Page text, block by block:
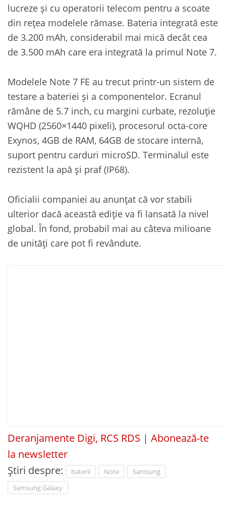
lucreze și cu operatorii telecom pentru a scoate
din rețea modelele rămase. Bateria integrată este
de 3.200 mAh, considerabil mai mică decât cea
de 3.500 mAh care era integrată la primul Note 7.
Modelele Note 7 FE au trecut printr-un sistem de
testare a bateriei și a componentelor. Ecranul
rămâne de 5.7 inch, cu margini curbate, rezoluție
WQHD (2560×1440 pixeli), procesorul octa-core
Exynos, 4GB de RAM, 64GB de stocare internă,
suport pentru carduri microSD. Terminalul este
rezistent la apă și praf (IP68).
Oficialii companiei au anunțat că vor stabili
ulterior dacă această ediție va fi lansată la nivel
global. În fond, probabil mai au câteva milioane
de unități care pot fi revândute.
Deranjamente Digi, RCS RDS | Abonează-te
la newsletter
Știri despre:
baterii Note
Samsung
Samsung Galaxy